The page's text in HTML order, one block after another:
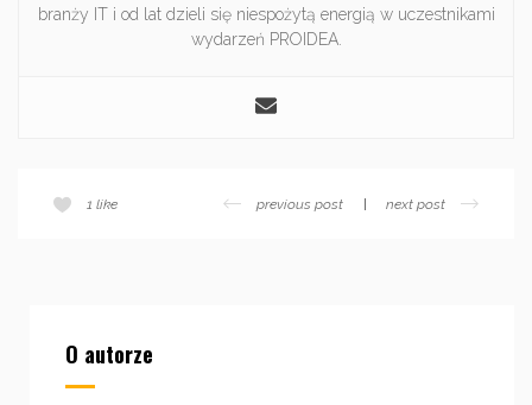
branży IT i od lat dzieli się niespożytą energią w uczestnikami
wydarzeń PROIDEA.
1 like previous post next post
O autorze